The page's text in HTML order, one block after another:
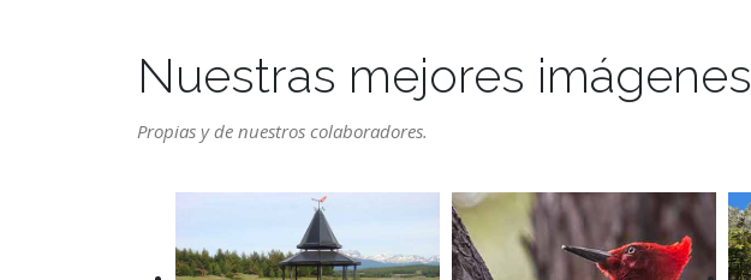
Nuestras mejores imágenes
Propias y de nuestros colaboradores.